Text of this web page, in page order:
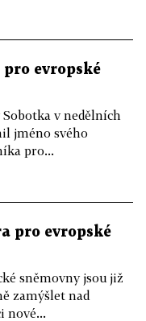
evropské
v nedělních
jméno svého
pro...
pro evropské
sněmovny jsou již
zamýšlet nad
nové...